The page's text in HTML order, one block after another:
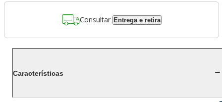
Consultar Entrega e retira
Características